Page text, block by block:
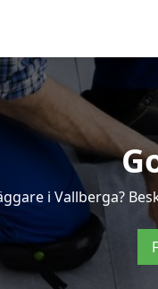
i Vallberga?